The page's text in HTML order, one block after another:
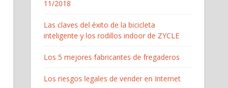
11/2018
Las claves del éxito de la bicicleta
inteligente y los rodillos indoor de ZYCLE
Los 5 mejores fabricantes de fregaderos
Los riesgos legales de vender en Internet